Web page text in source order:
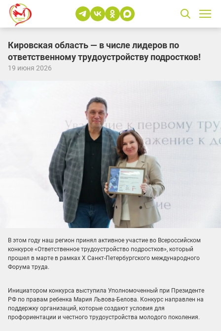
Кировская область — в числе лидеров по
ответственному трудоустройству подростков!
19 июня 2026
В этом году наш регион принял активное участие во Всероссийском
конкурсе «Ответственное трудоустройство подростков», который
прошел в марте в рамках X Санкт-Петербургского международного
Форума труда.
Инициатором конкурса выступила Уполномоченный при Президенте
РФ по правам ребенка Мария Львова-Белова. Конкурс направлен на
поддержку организаций, которые создают условия для
профориентации и честного трудоустройства молодого поколения.